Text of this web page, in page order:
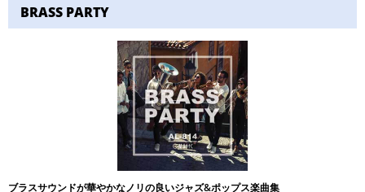
BRASS PARTY
ブラスサウンドが華やかなノリの良いジャズ&ポップス楽曲集